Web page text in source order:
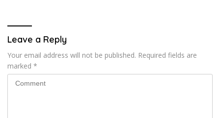
Leave a Reply
Your email address will not be published. Required fields are
marked *